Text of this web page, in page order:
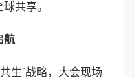
共享。
航
生”战略，大会现场